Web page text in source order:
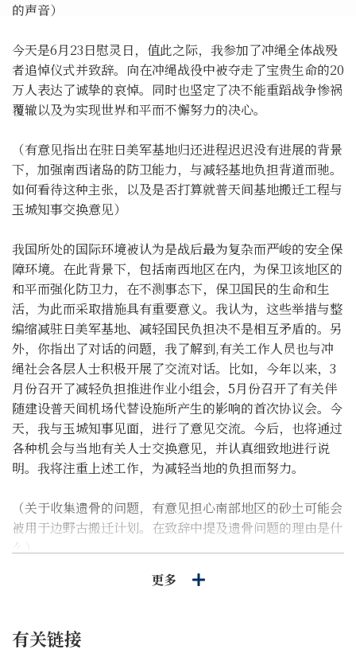
的声音）
今天是6月23日慰灵日，值此之际，我参加了冲绳全体战殁
者追悼仪式并致辞。向在冲绳战役中被夺走了宝贵生命的20
万人表达了诚挚的哀悼。同时也坚定了决不能重蹈战争惨祸
覆辙以及为实现世界和平而不懈努力的决心。
（有意见指出在驻日美军基地归还进程迟迟没有进展的背景
下，加强南西诸岛的防卫能力，与减轻基地负担背道而驰。
如何看待这种主张，以及是否打算就普天间基地搬迁工程与
玉城知事交换意见）
我国所处的国际环境被认为是战后最为复杂而严峻的安全保
障环境。在此背景下，包括南西地区在内，为保卫该地区的
和平而强化防卫力，在不测事态下，保卫国民的生命和生
活，为此而采取措施具有重要意义。我认为，这些举措与整
编缩减驻日美军基地、减轻国民负担决不是相互矛盾的。另
外，你指出了对话的问题，我了解到,有关工作人员也与冲
绳社会各层人士积极开展了交流对话。比如，今年以来， 3
月份召开了减轻负担推进作业小组会， 5月份召开了有关伴
随建设普天间机场代替设施所产生的影响的首次协议会。今
天，我与玉城知事见面，进行了意见交流。今后，也将通过
各种机会与当地有关人士交换意见，并认真细致地进行说
明。我将注重上述工作，为减轻当地的负担而努力。
（关于收集遗骨的问题，有意见担心南部地区的砂土可能会
被用于边野古搬迁计划。在致辞中提及遗骨问题的理由是什
么）
关于你提到的问题，普天间飞机场搬迁至边野古的工程需要
前尚未确定。冲绳人经历了惨烈的地面作战，许多居民不幸
丧生，如今正在继续开展收集遗骨的工作。因此，你所指出
更多
有关链接